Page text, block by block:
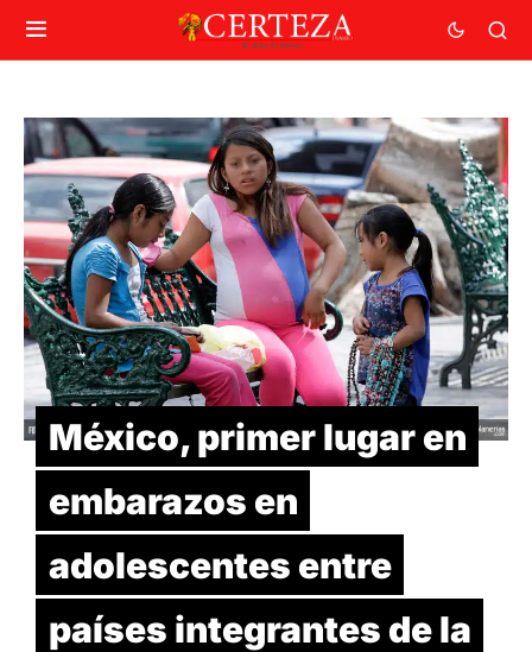
México, primer lugar en
embarazos en
adolescentes entre
países integrantes de la